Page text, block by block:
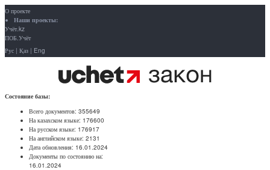
О проекте
Наши проекты:
Учёт.kz
ПОБ.Учёт
Рус | Қаз | Eng
Состояние базы:
Всего документов: 355649
На казахском языке: 176600
На русском языке: 176917
На английском языке: 2131
Дата обновления: 16.01.2024
Документы по состоянию на:
16.01.2024